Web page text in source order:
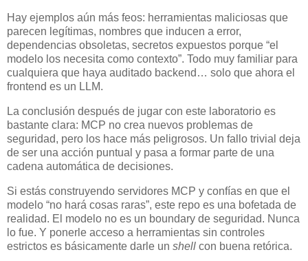
Hay ejemplos aún más feos: herramientas maliciosas que
parecen legítimas, nombres que inducen a error,
dependencias obsoletas, secretos expuestos porque “el
modelo los necesita como contexto”. Todo muy familiar para
cualquiera que haya auditado backend… solo que ahora el
frontend es un LLM.
La conclusión después de jugar con este laboratorio es
bastante clara: MCP no crea nuevos problemas de
seguridad, pero los hace más peligrosos. Un fallo trivial deja
de ser una acción puntual y pasa a formar parte de una
cadena automática de decisiones.
Si estás construyendo servidores MCP y confías en que el
modelo “no hará cosas raras”, este repo es una bofetada de
realidad. El modelo no es un boundary de seguridad. Nunca
lo fue. Y ponerle acceso a herramientas sin controles
estrictos es básicamente darle un shell con buena retórica.